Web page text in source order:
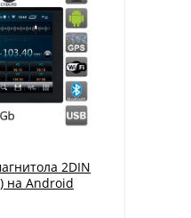
2DIN
на Android